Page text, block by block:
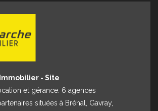
- Site
et gérance. 6 agences
situées à Bréhal, Gavray,